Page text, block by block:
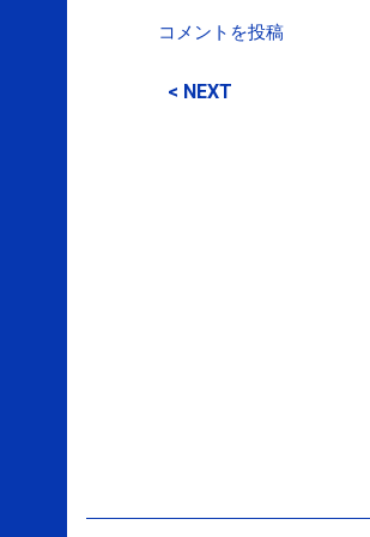
メ
コメントを投稿
< NEXT